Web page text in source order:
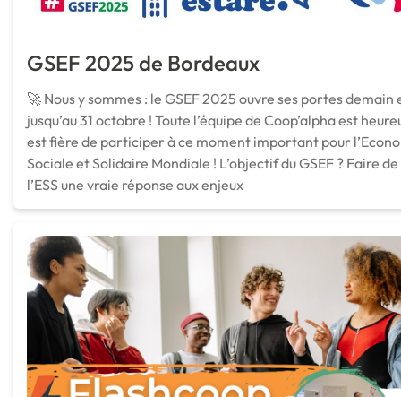
GSEF 2025 de Bordeaux
🚀 Nous y sommes : le GSEF 2025 ouvre ses portes demain
jusqu’au 31 octobre ! Toute l’équipe de Coop’alpha est
est fière de participer à ce moment important pour
Sociale et Solidaire Mondiale ! L’objectif du GSEF ? Faire de
l’ESS une vraie réponse aux enjeux